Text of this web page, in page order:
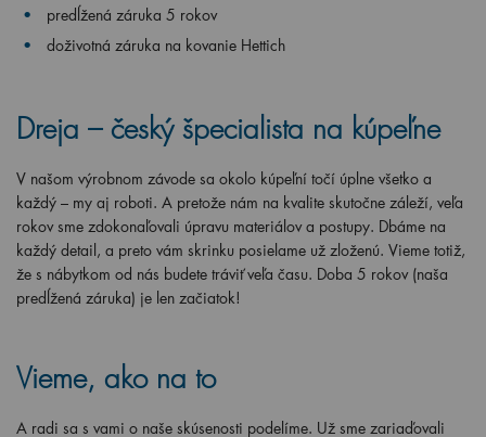
predĺžená záruka 5 rokov
doživotná záruka na kovanie Hettich
Dreja – český špecialista na kúpeľne
V našom výrobnom závode sa okolo kúpeľní točí úplne všetko a
každý – my aj roboti. A pretože nám na kvalite skutočne záleží, veľa
rokov sme zdokonaľovali úpravu materiálov a postupy. Dbáme na
každý detail, a preto vám skrinku posielame už zloženú. Vieme totiž,
že s nábytkom od nás budete tráviť veľa času. Doba 5 rokov (naša
predĺžená záruka) je len začiatok!
Vieme, ako na to
A radi sa s vami o naše skúsenosti podelíme. Už sme zariaďovali